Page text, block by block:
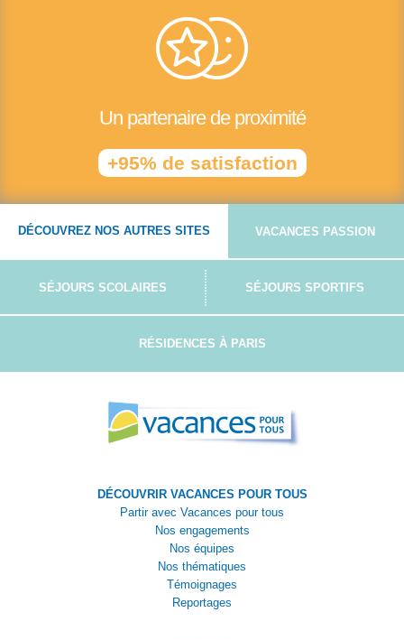
Un partenaire de proximité
+95% de satisfaction
DÉCOUVREZ NOS AUTRES SITES VACANCES PASSION
SÉJOURS SCOLAIRES SÉJOURS SPORTIFS
RÉSIDENCES À PARIS
DÉCOUVRIR VACANCES POUR TOUS
Partir avec Vacances pour tous
Nos engagements
Nos équipes
Nos thématiques
Témoignages
Reportages